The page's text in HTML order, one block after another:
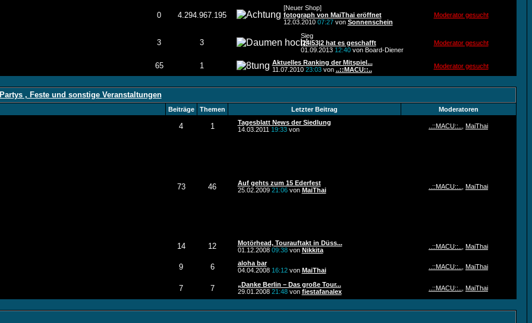
0 4.294.967.195
[Neuer Shop]
fotograph von MaiThai eröffnet
12.03.2010 07:27von Sonnenschein
Moderator gesucht
3 3
Sieg
|24I53|2 hat es geschafft
01.09.2013 12:40von Board-Diener
Moderator gesucht
65 1
Aktuelles Ranking der Mitspiel...
11.07.2010 23:03von ..::MACU::.. Moderator gesucht
Partys , Feste und sonstige Veranstaltungen
Beiträge Themen Letzter Beitrag Moderatoren
4 1
Tagesblatt News der Siedlung
14.03.2011 19:33von ..::MACU::.. MaiThai
73 46
Auf gehts zum 15 Ederfest
25.02.2009 21:06von MaiThai ..::MACU::.. MaiThai
14 12
Motörhead, Tourauftakt in Düss...
01.12.2008 09:38von Nikkita ..::MACU::.. MaiThai
9 6
aloha bar
04.04.2008 16:12von MaiThai ..::MACU::.. MaiThai
7 7
„Danke Berlin – Das große Tour...
29.01.2008 21:48von fiestafanalex ..::MACU::.. MaiThai